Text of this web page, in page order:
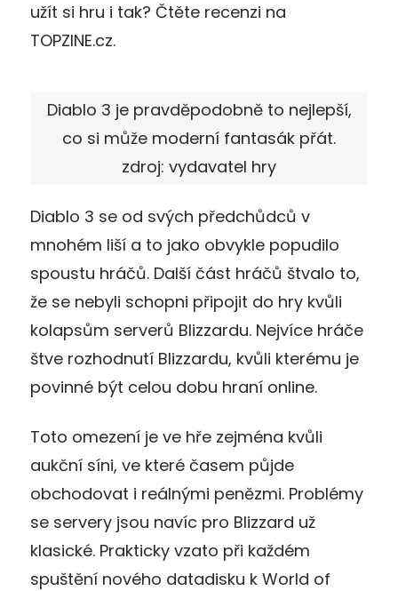
užít si hru i tak? Čtěte recenzi na
TOPZINE.cz.
Diablo 3 je pravděpodobně to nejlepší,
co si může moderní fantasák přát.
zdroj: vydavatel hry
Diablo 3 se od svých předchůdců v
mnohém liší a to jako obvykle popudilo
spoustu hráčů. Další část hráčů štvalo to,
že se nebyli schopni připojit do hry kvůli
kolapsům serverů Blizzardu. Nejvíce hráče
štve rozhodnutí Blizzardu, kvůli kterému je
povinné být celou dobu hraní online.
Toto omezení je ve hře zejména kvůli
aukční síni, ve které časem půjde
obchodovat i reálnými penězmi. Problémy
se servery jsou navíc pro Blizzard už
klasické. Prakticky vzato při každém
spuštění nového datadisku k World of